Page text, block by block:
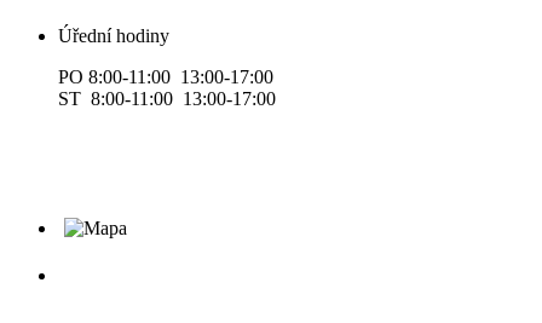
Úřední hodiny
PO 8:00-11:00 13:00-17:00
ST 8:00-11:00 13:00-17:00